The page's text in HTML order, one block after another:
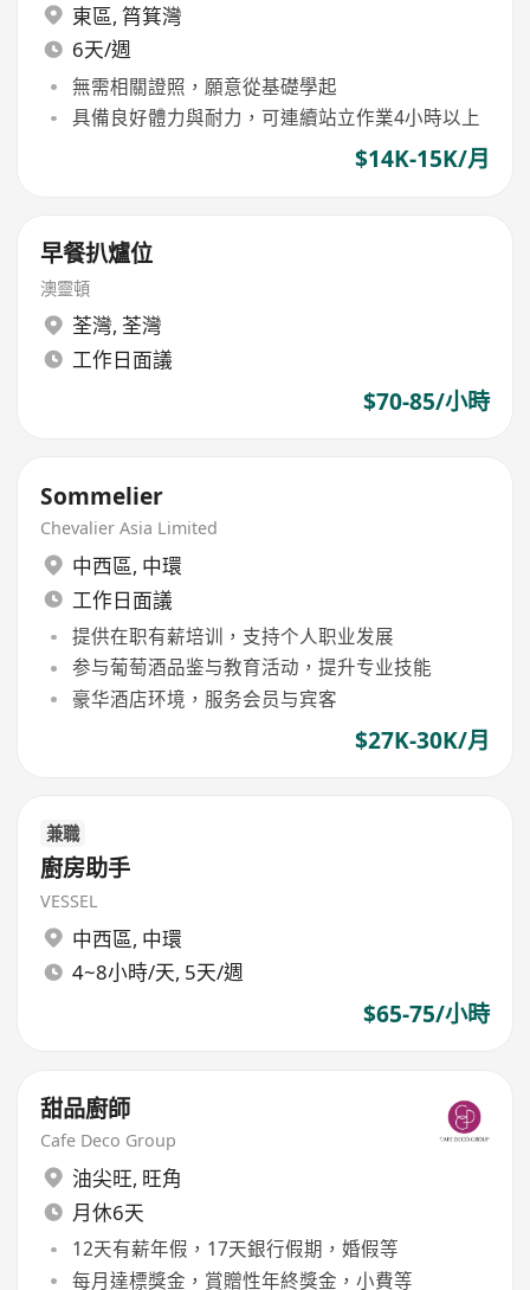
東區, 筲箕灣
6天/週
無需相關證照，願意從基礎學起
具備良好體力與耐力，可連續站立作業4小時以上
$14K-15K/月
早餐扒爐位
澳靈頓
荃灣, 荃灣
工作日面議
$70-85/小時
Sommelier
Chevalier Asia Limited
中西區, 中環
工作日面議
提供在职有薪培训，支持个人职业发展
参与葡萄酒品鉴与教育活动，提升专业技能
豪华酒店环境，服务会员与宾客
$27K-30K/月
兼職
廚房助手
VESSEL
中西區, 中環
4~8小時/天, 5天/週
$65-75/小時
甜品廚師
Cafe Deco Group
油尖旺, 旺角
月休6天
12天有薪年假，17天銀行假期，婚假等
每月達標獎金，賞贈性年終獎金，小費等